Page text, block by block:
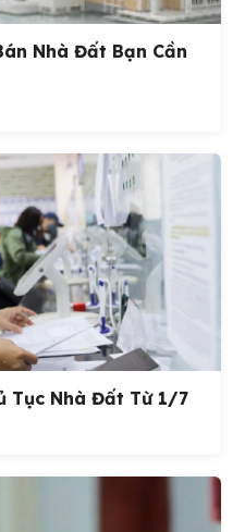
Nhà Đất Bạn Cần
Tục Nhà Đất Từ 1/7